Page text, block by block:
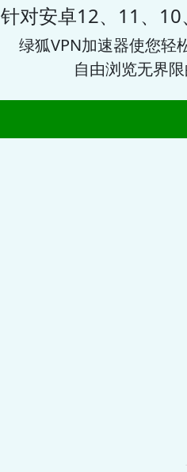
针对安卓12、11、
绿狐VPN加速器使您轻
自由浏览无界